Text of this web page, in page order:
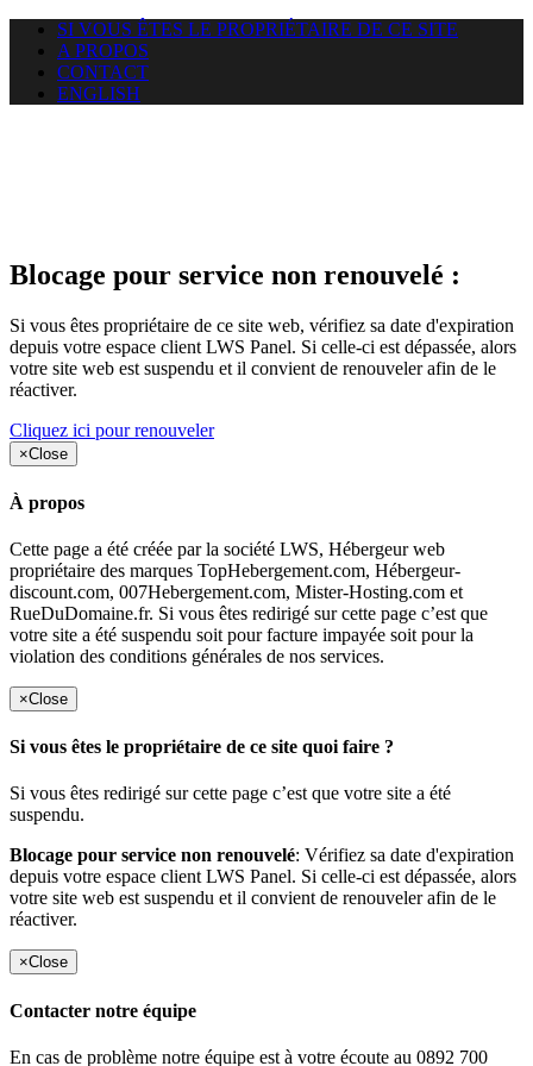
SI VOUS ÊTES LE PROPRIÉTAIRE DE CE SITE
A PROPOS
CONTACT
ENGLISH
Blocage pour service non renouvelé :
Si vous êtes propriétaire de ce site web, vérifiez sa date d'expiration
depuis votre espace client LWS Panel. Si celle-ci est dépassée, alors
votre site web est suspendu et il convient de renouveler afin de le
réactiver.
Cliquez ici pour renouveler
×Close
À propos
Cette page a été créée par la société LWS, Hébergeur web
propriétaire des marques TopHebergement.com, Hébergeur-
discount.com, 007Hebergement.com, Mister-Hosting.com et
RueDuDomaine.fr. Si vous êtes redirigé sur cette page c’est que
votre site a été suspendu soit pour facture impayée soit pour la
violation des conditions générales de nos services.
×Close
Si vous êtes le propriétaire de ce site quoi faire ?
Si vous êtes redirigé sur cette page c’est que votre site a été
suspendu.
Blocage pour service non renouvelé: Vérifiez sa date d'expiration
depuis votre espace client LWS Panel. Si celle-ci est dépassée, alors
votre site web est suspendu et il convient de renouveler afin de le
réactiver.
×Close
Contacter notre équipe
En cas de problème notre équipe est à votre écoute au 0892 700